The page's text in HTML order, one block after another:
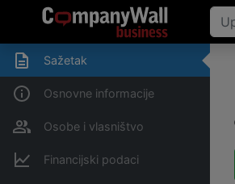
Sažetak
Osnovne informacije
Osobe i vlasništvo
Financijski podaci